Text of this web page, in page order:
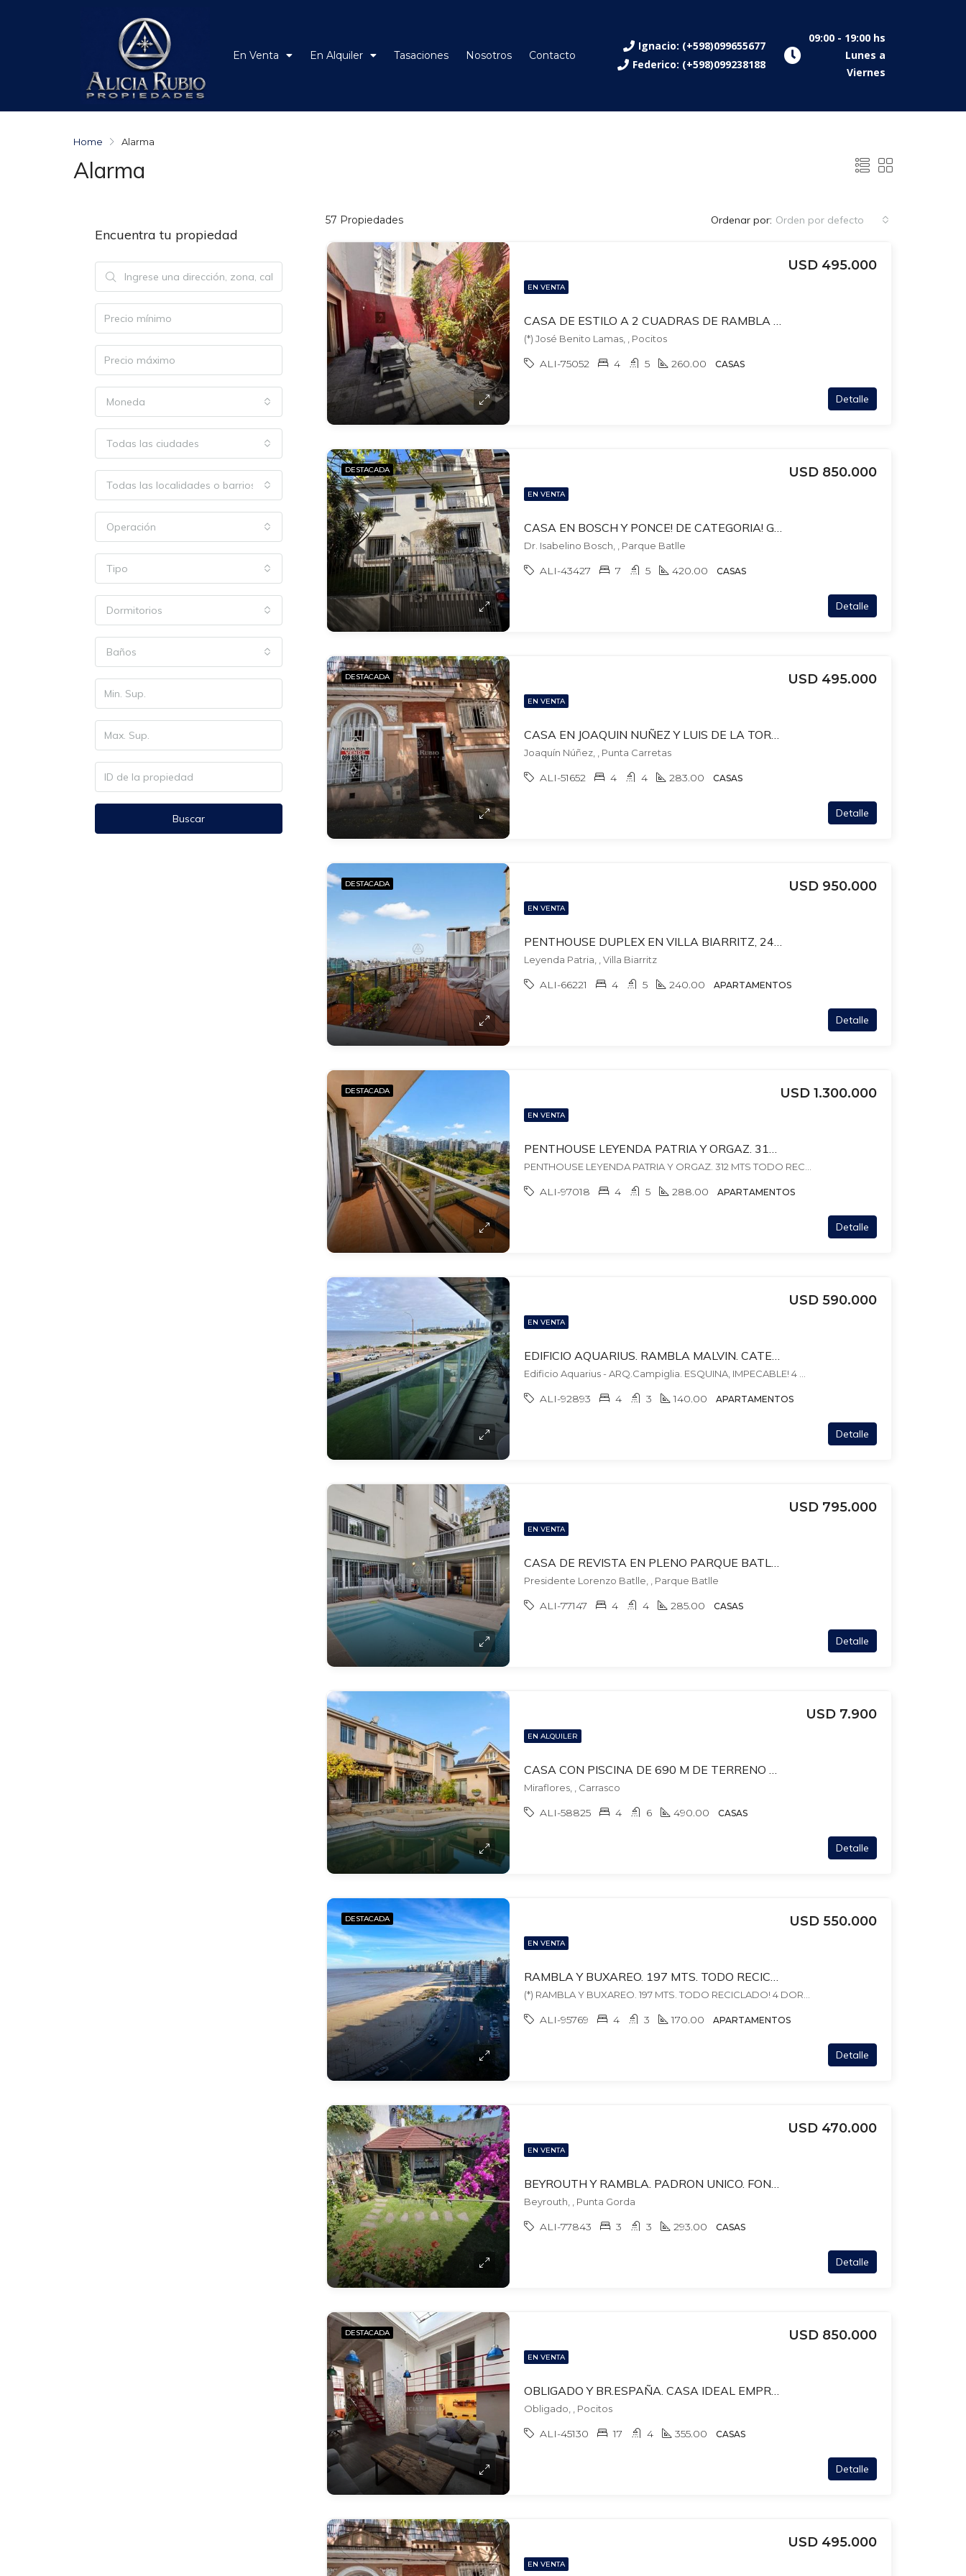
En Venta En Alquiler Tasaciones Nosotros Contacto
Ignacio: (+598)099655677
Federico: (+598)099238188
09:00 - 19:00 hs
Lunes a
Viernes
Home Alarma
Alarma
57 Propiedades Ordenar por: Orden por defecto
EN VENTA
USD 495.000
(*) José Benito Lamas, , Pocitos
ALI-75052 4 5 260.00 CASAS
Detalle
DESTACADA
EN VENTA
USD 850.000
Dr. Isabelino Bosch, , Parque Batlle
ALI-43427 7 5 420.00 CASAS
Detalle
DESTACADA
EN VENTA
USD 495.000
Joaquín Núñez, , Punta Carretas
ALI-51652 4 4 283.00 CASAS
Detalle
DESTACADA
EN VENTA
USD 950.000
Leyenda Patria, , Villa Biarritz
ALI-66221 4 5 240.00 APARTAMENTOS
Detalle
DESTACADA
EN VENTA
USD 1.300.000
ALI-97018 4 5 288.00 APARTAMENTOS
Detalle
EN VENTA
USD 590.000
ALI-92893 4 3 140.00 APARTAMENTOS
Detalle
EN VENTA
USD 795.000
Presidente Lorenzo Batlle, , Parque Batlle
ALI-77147 4 4 285.00 CASAS
Detalle
EN ALQUILER
USD 7.900
Miraflores, , Carrasco
ALI-58825 4 6 490.00 CASAS
Detalle
DESTACADA
EN VENTA
USD 550.000
ALI-95769 4 3 170.00 APARTAMENTOS
Detalle
EN VENTA
USD 470.000
Beyrouth, , Punta Gorda
ALI-77843 3 3 293.00 CASAS
Detalle
DESTACADA
EN VENTA
USD 850.000
Obligado, , Pocitos
ALI-45130 17 4 355.00 CASAS
Detalle
EN VENTA
USD 495.000
Encuentra tu propiedad
Moneda
Todas las ciudades
Todas las localidades o barrios
Operación
Tipo
Dormitorios
Baños
Buscar